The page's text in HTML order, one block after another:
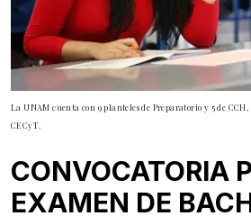
La UNAM cuenta con 9 planteles de Preparatorio y 5 de
CECyT.
CONVOCATORIA
EXAMEN DE